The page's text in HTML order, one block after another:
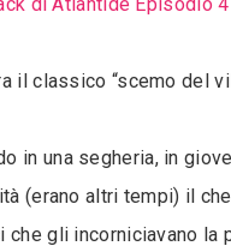
il classico “scemo del
in una segheria, in
(erano altri tempi) il
che gli incorniciavano la